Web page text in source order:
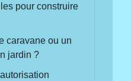
pour construire
caravane ou un
jardin ?